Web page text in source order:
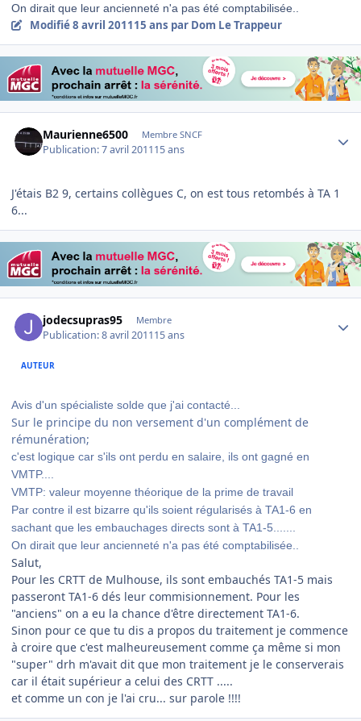
On dirait que leur ancienneté n'a pas été comptabilisée..
Modifié8 avril 201115 ans par Dom Le Trappeur
Maurienne6500 Membre SNCF
Publication:7 avril 201115 ans
J'étais B2 9, certains collègues C, on est tous retombés à TA 1
6...
jodecsupras95 Membre
Publication:8 avril 201115 ans
AUTEUR
Avis d'un spécialiste solde que j'ai contacté...
Sur le principe du non versement d'un complément de
rémunération;
c'est logique car s'ils ont perdu en salaire, ils ont gagné en
VMTP....
VMTP: valeur moyenne théorique de la prime de travail
Par contre il est bizarre qu'ils soient régularisés à TA1-6 en
sachant que les embauchages directs sont à TA1-5.......
On dirait que leur ancienneté n'a pas été comptabilisée..
Salut,
Pour les CRTT de Mulhouse, ils sont embauchés TA1-5 mais
passeront TA1-6 dés leur commisionnement. Pour les
"anciens" on a eu la chance d'être directement TA1-6.
Sinon pour ce que tu dis a propos du traitement je commence
à croire que c'est malheureusement comme ça même si mon
"super" drh m'avait dit que mon traitement je le conserverais
car il était supérieur a celui des CRTT .....
et comme un con je l'ai cru... sur parole !!!!